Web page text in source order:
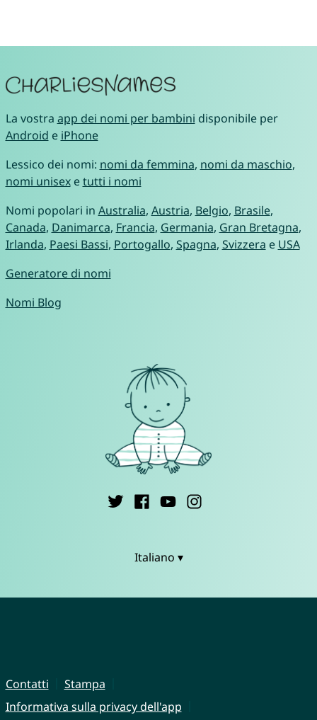
La vostra app dei nomi per bambini disponibile per
Android e iPhone
Lessico dei nomi: nomi da femmina, nomi da maschio,
nomi unisexetutti i nomi
Nomi popolari in Australia, Austria, Belgio, Brasile,
Canada, Danimarca, Francia, Germania, Gran Bretagna,
Irlanda, Paesi Bassi, Portogallo, Spagna, Svizzera e USA
Generatore di nomi
Nomi Blog
Italiano ▾
Contatti
Stampa
Informativa sulla privacy dell'app